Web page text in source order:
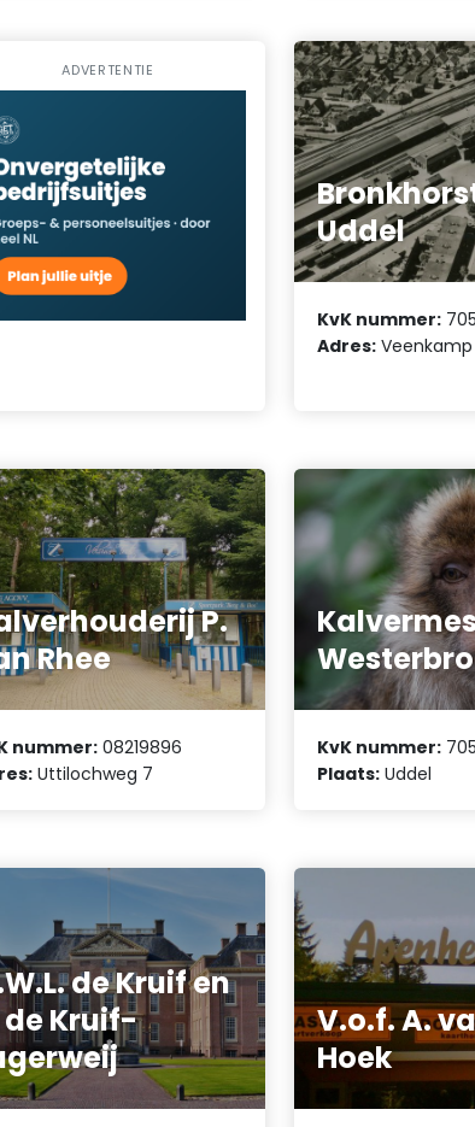
ADVERTENTIE
Uddel
KvK nummer:
Adres: Veenkamp
P.
Rhee
nummer: 08219896
Uttilochweg 7
KvK nummer:
Plaats: Uddel
de Kruif en
de Kruif-
V.o.f. A.
Hoek